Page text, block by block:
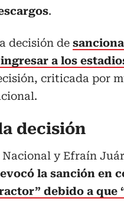
.
decisión de
a los
criticada por
decisión
y Efraín
la sanción en
debido a que